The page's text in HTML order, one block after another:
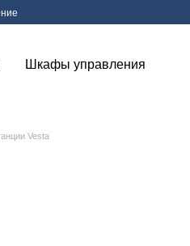
Шкафы управления
Vesta